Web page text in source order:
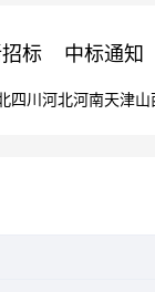
标 中标通知
四川 河北河南天津山